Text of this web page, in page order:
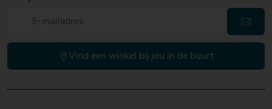
Vind een winkel bij jou in de buurt